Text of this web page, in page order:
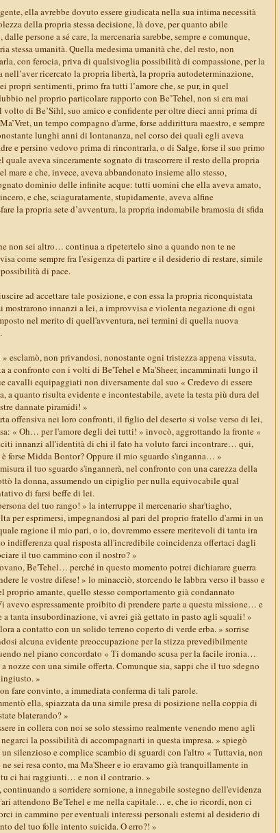
ella avrebbe dovuto essere giudicata nella sua intima necessità
della propria stessa decisione, là dove, per quanto abile
persone a sé care, la mercenaria sarebbe, sempre e comunque,
stessa umanità. Quella medesima umanità che, del resto, non
con ferocia, priva di qualsivoglia possibilità di compassione, per la
ricercato la propria libertà, la propria autodeterminazione,
propri sentimenti, primo fra tutti l’amore che, se pur, in quel
nel proprio particolare rapporto con Be’Tehel, non si era mai
di Be’Sihl, suo amico e confidente per oltre dieci anni prima di
un tempo compagno d'arme, forse addirittura maestro, e sempre
lunghi anni di lontananza, nel corso dei quali egli aveva
e persino vedovo prima di rincontrarla, o di Salge, forse il suo primo
quale aveva sinceramente sognato di trascorrere il resto della propria
mare e che, invece, aveva abbandonato insieme allo stesso,
dominio delle infinite acque: tutti uomini che ella aveva amato,
e che, sciaguratamente, stupidamente, aveva alfine
la propria sete d’avventura, la propria indomabile bramosia di sfida
non sei altro… continua a ripetertelo sino a quando non te ne
come sempre fra l'esigenza di partire e il desiderio di restare, simile
di pace.
ad accettare tale posizione, e con essa la propria riconquistata
mostrarono innanzi a lei, a improvvisa e violenta negazione di ogni
nel merito di quell'avventura, nei termini di quella nuova
esclamò, non privandosi, nonostante ogni tristezza appena vissuta,
a confronto con i volti di Be'Tehel e Ma'Sheer, incamminati lungo il
cavalli equipaggiati non diversamente dal suo « Credevo di essere
a quanto risulta evidente e incontestabile, avete la testa più dura del
dannate piramidi! »
offensiva nei loro confronti, il figlio del deserto si volse verso di lei,
« Oh… per l'amore degli dei tutti! » invocò, aggrottando la fronte «
innanzi all'identità di chi il fato ha voluto farci incontrare… qui,
forse Midda Bontor? Oppure il mio sguardo s'inganna… »
il tuo sguardo s'ingannerà, nel confronto con una carezza della
la donna, assumendo un cipiglio per nulla equivocabile qual
di farsi beffe di lei.
del tuo rango! » la interruppe il mercenario shar'tiagho,
per esprimersi, impegnandosi al pari del proprio fratello d'armi in un
ragione il mio pari, o io, dovremmo essere meritevoli di tanta ira
indifferenza qual risposta all'incredibile coincidenza offertaci dagli
il tuo cammino con il nostro? »
Be'Tehel… perché in questo momento potrei dichiarare guerra
le vostre difese! » lo minacciò, storcendo le labbra verso il basso e
proprio amante, quello stesso comportamento già condannato
espressamente proibito di prendere parte a questa missione… e
a tanta insubordinazione, vi avrei già gettato in pasto agli squali! »
a contatto con un solido terreno coperto di verde erba. » sorrise
alcuna evidente preoccupazione per la stizza prevedibilmente
nel piano concordato « Ti domando scusa per la facile ironia…
nozze con una simile offerta. Comunque sia, sappi che il tuo sdegno
»
fare convinto, a immediata conferma di tali parole.
ella, spiazzata da una simile presa di posizione nella coppia di
blaterando? »
in collera con noi se solo stessimo realmente venendo meno agli
la possibilità di accompagnarti in questa impresa. » spiegò
silenzioso e complice scambio di sguardi con l'altro « Tuttavia, non
sei resa conto, ma Ma'Sheer e io eravamo già tranquillamente in
ci hai raggiunti… e non il contrario. »
a sorridere sornione, a innegabile sostegno dell'evidenza
attendono Be'Tehel e me nella capitale… e, che io ricordi, non ci
in cammino per eventuali interessi personali esterni al desiderio di
del tuo folle intento suicida. O erro?! »